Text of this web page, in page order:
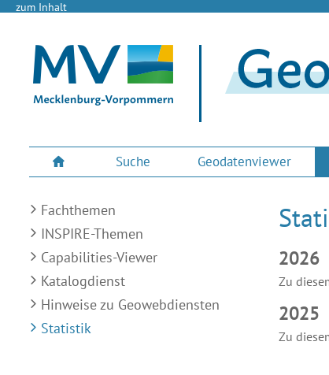
zum Inhalt
Suche Geodatenviewer
Fachthemen
INSPIRE-Themen
Capabilities-Viewer
Katalogdienst
Hinweise zu Geowebdiensten
Statistik
2026
Zu
2025
Zu